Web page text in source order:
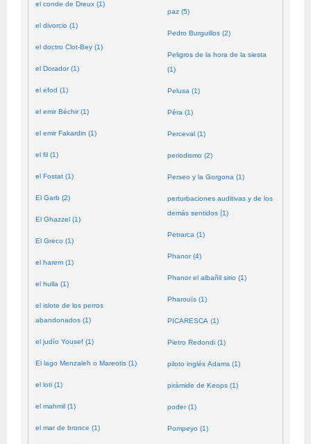
el conde de Dreux (1)
el divorcio (1)
el doctro Clot-Bey (1)
el Dorador (1)
el efod (1)
el emir Béchir (1)
el emir Fakardin (1)
el fil (1)
el Fostat (1)
El Garb (2)
El Ghazzel (1)
El Greco (1)
el harem (1)
el hulla (1)
el islote de los perros
abandonados (1)
el judío Yousef (1)
El lago Menzaleh o Mareotis (1)
el loti (1)
el mahmil (1)
el mar de bronce (1)
paz (5)
Pedro Burguillos (2)
Peligros de la hora de la siesta
(1)
Pelusa (1)
Péra (1)
Perceval (1)
periodismo (2)
Perseo y la Gorgona (1)
perturbaciones auditivas y de los
demás sentidos (1)
Petrarca (1)
Phanor (4)
Phanor el albañil sirio (1)
Pharouïs (1)
PICARESCA (1)
Pietro Redondi (1)
piloto inglés Adams (1)
pirámide de Keops (1)
poder (1)
Pompeyo (1)